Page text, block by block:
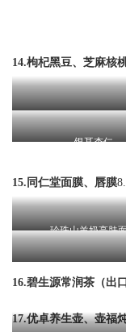
14.枸杞黑豆、芝麻核
枸杞黑豆
银耳杏仁
15.同仁堂面膜、唇膜
珍珠山羊奶亮肤
16.碧生源常润茶（出口
17.优卓养生壶、壶福